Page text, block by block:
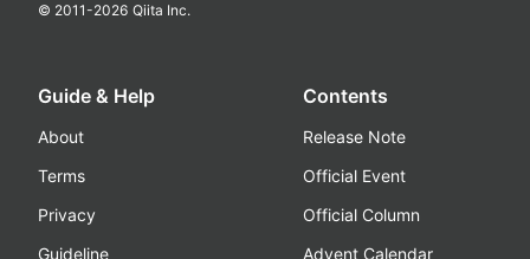
© 2011-2026 Qiita Inc.
Guide & Help
About
Terms
Privacy
Guideline
Contents
Release Note
Official Event
Official Column
Advent Calendar